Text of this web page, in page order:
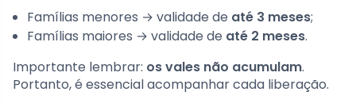
Famílias menores → validade de até 3 meses;
Famílias maiores → validade de até 2 meses.
Importante lembrar: os vales não acumulam.
Portanto, é essencial acompanhar cada liberação.